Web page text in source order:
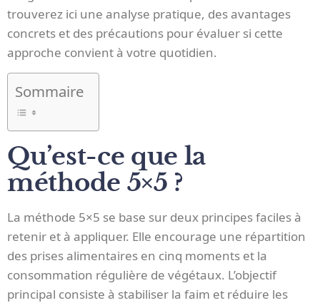
trouverez ici une analyse pratique, des avantages
concrets et des précautions pour évaluer si cette
approche convient à votre quotidien.
Sommaire
Qu’est-ce que la
méthode 5×5 ?
La méthode 5×5 se base sur deux principes faciles à
retenir et à appliquer. Elle encourage une répartition
des prises alimentaires en cinq moments et la
consommation régulière de végétaux. L’objectif
principal consiste à stabiliser la faim et réduire les